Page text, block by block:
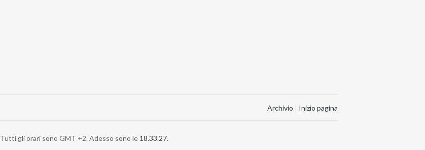
Archivio | Inizio pagina
Tutti gli orari sono GMT +2. Adesso sono le 18.33.27.